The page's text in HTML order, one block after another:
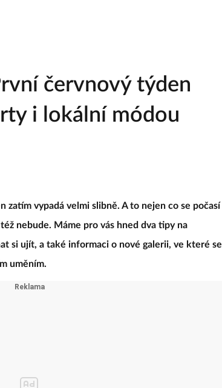
červnový týden
i lokální módou
zatím vypadá velmi slibně. A to nejen co se počasí
nebude. Máme pro vás hned dva tipy na
si ujít, a také informaci o nové galerii, ve které se
uměním.